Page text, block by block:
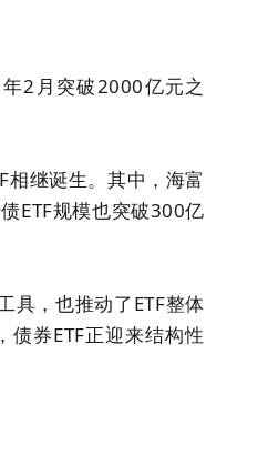
2月突破2000亿元之
相继诞生。其中，海富
ETF规模也突破300亿
具，也推动了ETF整体
券ETF正迎来结构性